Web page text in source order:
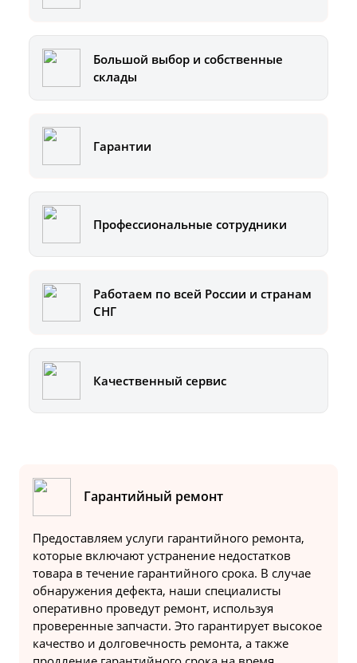
Большой выбор и собственные
склады
Гарантии
Профессиональные сотрудники
Работаем по всей России и странам
СНГ
Качественный сервис
Гарантийный ремонт
Предоставляем услуги гарантийного ремонта,
которые включают устранение недостатков
товара в течение гарантийного срока. В случае
обнаружения дефекта, наши специалисты
оперативно проведут ремонт, используя
проверенные запчасти. Это гарантирует высокое
качество и долговечность ремонта, а также